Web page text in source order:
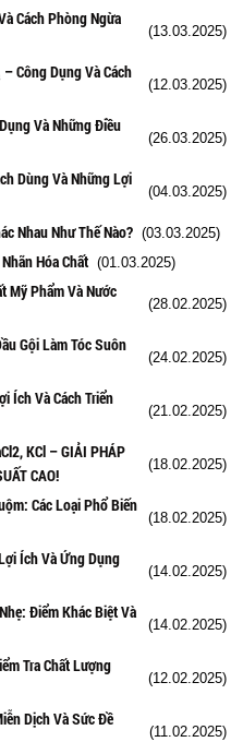
Cách Phòng Ngừa
(13.03.2025)
– Công Dụng Và Cách
(12.03.2025)
Và Những Điều
(26.03.2025)
Dùng Và Những Lợi
(04.03.2025)
Nhau Như Thế Nào? (03.03.2025)
Hóa Chất (01.03.2025)
Mỹ Phẩm Và Nước
(28.02.2025)
Gội Làm Tóc Suôn
(24.02.2025)
Ích Và Cách Triển
(21.02.2025)
KCl – GIẢI PHÁP
CAO!
(18.02.2025)
Các Loại Phổ Biến
(18.02.2025)
Ích Và Ứng Dụng
(14.02.2025)
Điểm Khác Biệt Và
(14.02.2025)
Tra Chất Lượng
(12.02.2025)
Dịch Và Sức Đề
(11.02.2025)